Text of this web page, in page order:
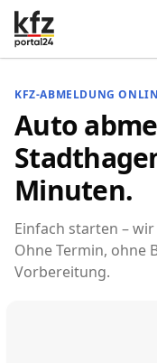
KFZ-ABMELDUNG
Auto
Minuten.
Einfach starten –
Ohne Termin, ohne
Vorbereitung.